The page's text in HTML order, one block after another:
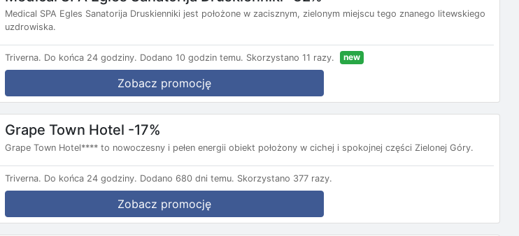
Medical SPA Egles Sanatorija Druskienniki jest położone w zacisznym, zielonym miejscu tego znanego litewskiego
uzdrowiska.
Triverna. Do końca 24 godziny. Dodano 10 godzin temu. Skorzystano 11 razy. new
Zobacz promocję
Grape Town Hotel -17%
Grape Town Hotel**** to nowoczesny i pełen energii obiekt położony w cichej i spokojnej części Zielonej Góry.
Triverna. Do końca 24 godziny. Dodano 680 dni temu. Skorzystano 377 razy.
Zobacz promocję